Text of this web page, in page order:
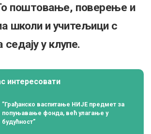
поштовање, поверење и
школи и учитељици с
седају у клупе.
интересовати
”Грађанско васпитање НИЈЕ предмет за
попуњавање фонда, већ улагање у
будућност”